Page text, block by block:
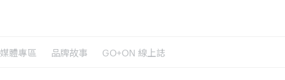
媒體專區 品牌故事 GO+ON 線上誌